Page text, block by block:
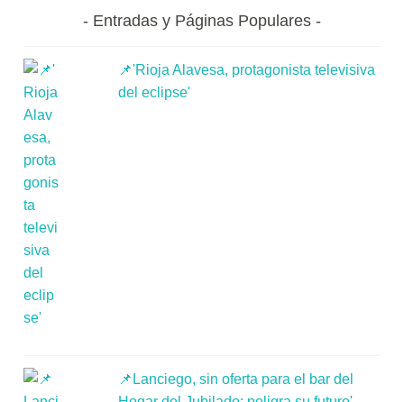
Entradas y Páginas Populares
📌'Rioja Alavesa, protagonista televisiva
del eclipse'
📌Lanciego, sin oferta para el bar del